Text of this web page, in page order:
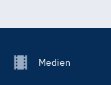
FooterMedien